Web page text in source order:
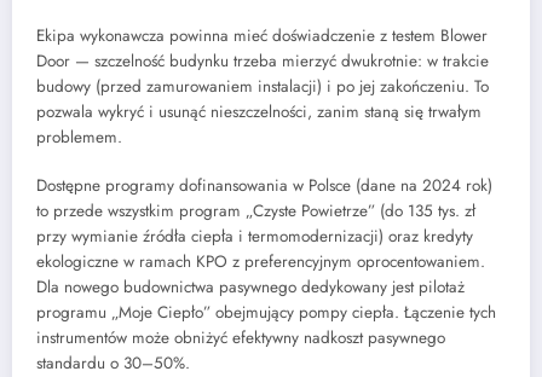
Ekipa wykonawcza powinna mieć doświadczenie z testem Blower
Door — szczelność budynku trzeba mierzyć dwukrotnie: w trakcie
budowy (przed zamurowaniem instalacji) i po jej zakończeniu. To
pozwala wykryć i usunąć nieszczelności, zanim staną się trwałym
problemem.
Dostępne programy dofinansowania w Polsce (dane na 2024 rok)
to przede wszystkim program „Czyste Powietrze” (do 135 tys. zł
przy wymianie źródła ciepła i termomodernizacji) oraz kredyty
ekologiczne w ramach KPO z preferencyjnym oprocentowaniem.
Dla nowego budownictwa pasywnego dedykowany jest pilotaż
programu „Moje Ciepło” obejmujący pompy ciepła. Łączenie tych
instrumentów może obniżyć efektywny nadkoszt pasywnego
standardu o 30–50%.